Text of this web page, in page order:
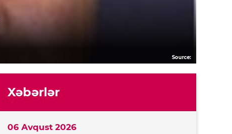
Source:
Xəbərlər
06 Avqust 2026